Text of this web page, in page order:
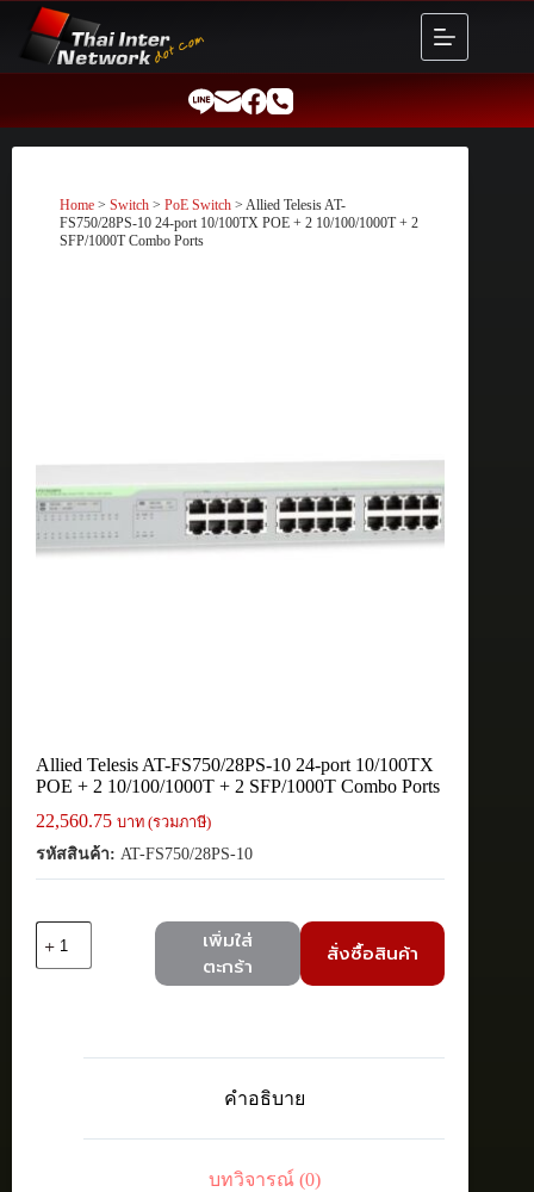
content
Home > Switch > PoE Switch > Allied Telesis AT-
FS750/28PS-10 24-port 10/100TX POE + 2 10/100/1000T + 2
SFP/1000T Combo Ports
Allied Telesis AT-FS750/28PS-10 24-port 10/100TX
POE + 2 10/100/1000T + 2 SFP/1000T Combo Ports
22,560.75 บาท (รวมภาษี)
รหัสสินค้า: AT-FS750/28PS-10
Allied
เพิ่มใส่
ตะกร้า
สั่งซื้อสินค้า
คำอธิบาย
บทวิจารณ์ (0)